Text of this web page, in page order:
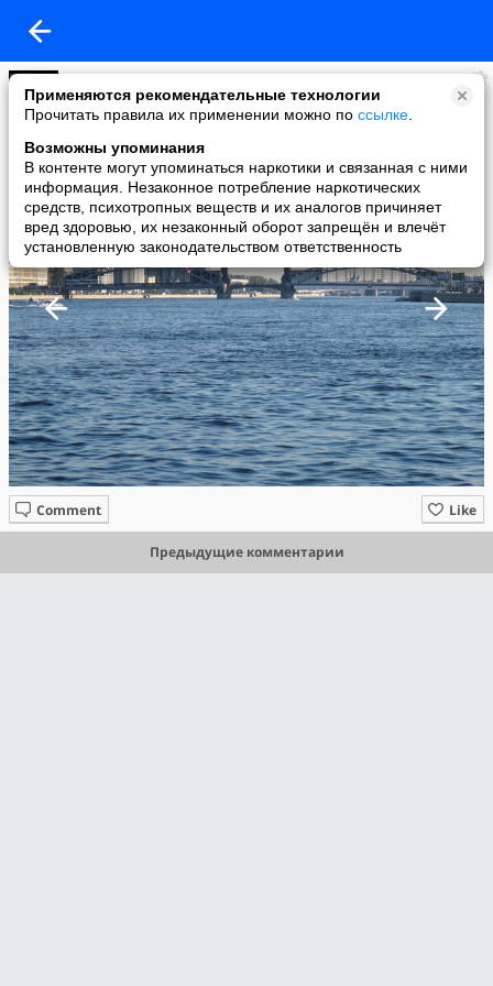
Применяются рекомендательные технологии
Прочитать правила их применении можно по ссылке
Возможны упоминания
В контенте могут упоминаться наркотики и связанная с ними
информация. Незаконное потребление наркотических
средств, психотропных веществ и их аналогов причиняет
вред здоровью, их незаконный оборот запрещён и влечёт
установленную законодательством ответственность
SELMARION
added a photo
22 Aug в 01:49
Like
Comment
Предыдущие комментарии